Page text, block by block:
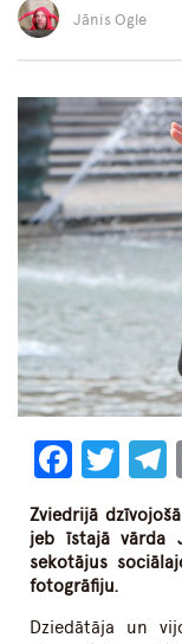
Jānis Ogle
Zviedrijā
jeb īstajā vārda
sekotājus
fotogrāfiju.
Dziedātāja un